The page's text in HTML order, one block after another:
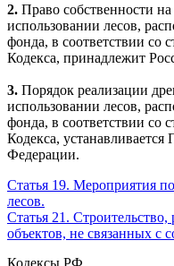
2. Право собственности
использовании лесов,
фонда, в соответствии со
Кодекса, принадлежит
3. Порядок реализации
использовании лесов,
фонда, в соответствии со
Кодекса,
Федерации.
Статья 19. Мероприятия
лесов.
Статья 21.
объектов, не связанных с
Кодексы РФ